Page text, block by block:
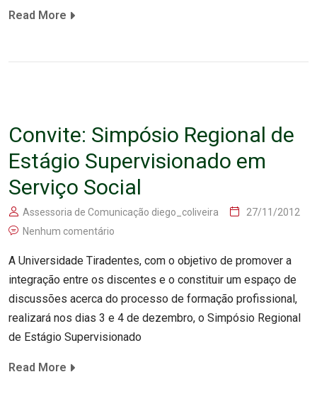
Read More
Convite: Simpósio Regional de
Estágio Supervisionado em
Serviço Social
Assessoria de Comunicação diego_coliveira
27/11/2012
Nenhum comentário
A Universidade Tiradentes, com o objetivo de promover a
integração entre os discentes e o constituir um espaço de
discussões acerca do processo de formação profissional,
realizará nos dias 3 e 4 de dezembro, o Simpósio Regional
de Estágio Supervisionado
Read More